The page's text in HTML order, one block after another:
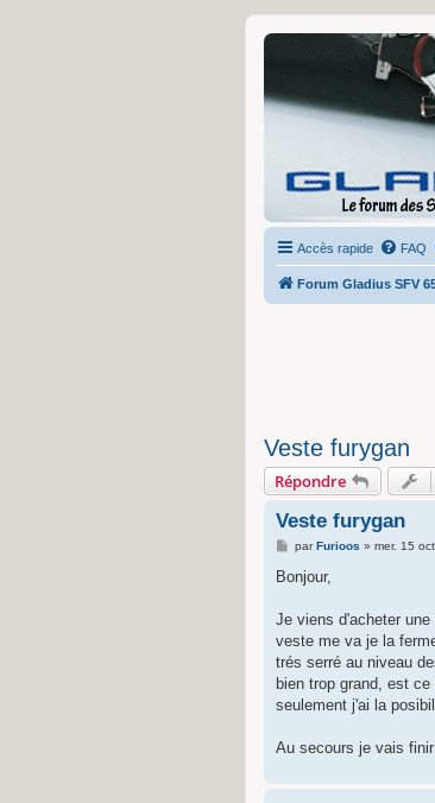
Accès rapide FAQ
Forum Gladius SFV
Veste furygan
Répondre
Veste furygan
M
s
g
parFurioos » mer. 15
Bonjour,
Je viens d'acheter
veste me va je la
trés serré au niveau
bien trop grand, est
seulement j'ai la
Au secours je vais